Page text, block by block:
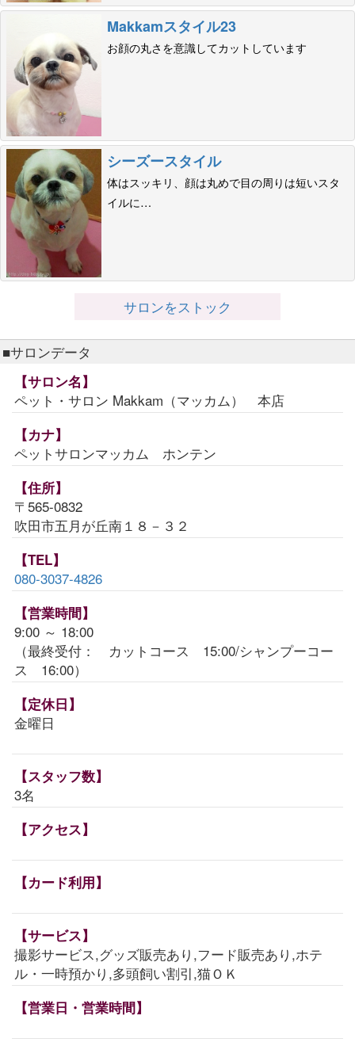
Makkamスタイル23
お顔の丸さを意識してカットしています
シーズースタイル
体はスッキリ、顔は丸めで目の周りは短いスタ
イルに…
サロンをストック
■サロンデータ
【サロン名】
ペット・サロン Makkam（マッカム） 本店
【カナ】
ペットサロンマッカム ホンテン
【住所】
〒565-0832
吹田市五月が丘南１８－３２
【TEL】
080-3037-4826
【営業時間】
9:00 ～ 18:00
（最終受付： カットコース 15:00/シャンプーコー
ス 16:00）
【定休日】
金曜日
【スタッフ数】
3名
【アクセス】
【カード利用】
【サービス】
撮影サービス,グッズ販売あり,フード販売あり,ホテ
ル・一時預かり,多頭飼い割引,猫ＯＫ
【営業日・営業時間】